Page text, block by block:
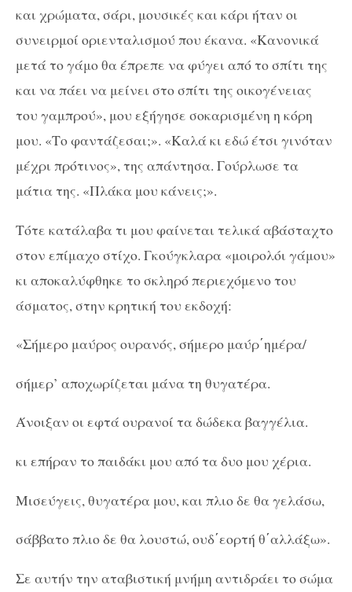
και χρώματα, σάρι, μουσικές και κάρι ήταν οι
συνειρμοί οριενταλισμού που έκανα. «Κανονικά
μετά το γάμο θα έπρεπε να φύγει από το σπίτι της
και να πάει να μείνει στο σπίτι της οικογένειας
του γαμπρού», μου εξήγησε σοκαρισμένη η κόρη
μου. «Το φαντάζεσαι;». «Καλά κι εδώ έτσι γινόταν
μέχρι πρότινος», της απάντησα. Γούρλωσε τα
μάτια της. «Πλάκα μου κάνεις;».
Τότε κατάλαβα τι μου φαίνεται τελικά αβάσταχτο
στον επίμαχο στίχο. Γκούγκλαρα «μοιρολόι γάμου»
κι αποκαλύφθηκε το σκληρό περιεχόμενο του
άσματος, στην κρητική του εκδοχή:
«Σήμερο μαύρος ουρανός, σήμερο μαύρ΄ημέρα/
σήμερ’ αποχωρίζεται μάνα τη θυγατέρα.
Άνοιξαν οι εφτά ουρανοί τα δώδεκα βαγγέλια.
κι επήραν το παιδάκι μου από τα δυο μου χέρια.
Μισεύγεις, θυγατέρα μου, και πλιο δε θα γελάσω,
σάββατο πλιο δε θα λουστώ, ουδ΄εορτή θ΄αλλάξω».
Σε αυτήν την αταβιστική μνήμη αντιδράει το σώμα